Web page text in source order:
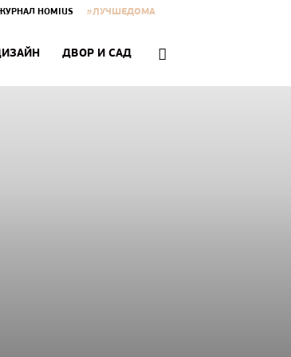
HOMIUS #ЛУЧШЕДОМА
ДВОР И САД